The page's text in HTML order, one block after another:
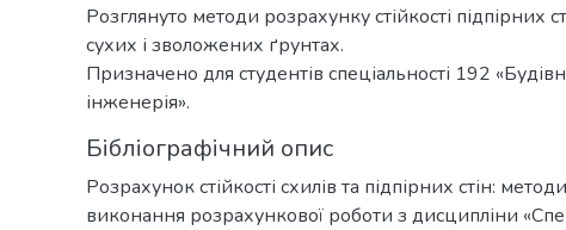
Розглянуто методи розрахунку стійкості підпірних
сухих і зволожених ґрунтах.
Призначено для студентів спеціальності 192
інженерія».
Бібліографічний опис
Розрахунок стійкості схилів та підпірних стін:
виконання розрахункової роботи з дисципліни